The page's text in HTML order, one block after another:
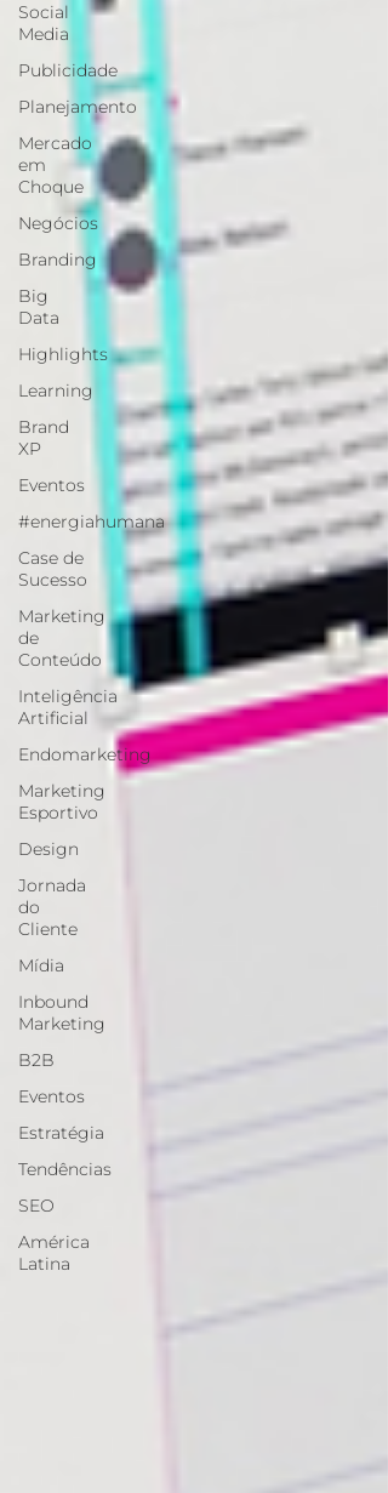
Social
Media
Publicidade
Planejamento
Mercado
em
Choque
Negócios
Branding
Big
Data
Highlights
Learning
Brand
XP
Eventos
#energiahumana
Case de
Sucesso
Marketing
de
Conteúdo
Inteligência
Artificial
Endomarketing
Marketing
Esportivo
Design
Jornada
do
Cliente
Mídia
Inbound
Marketing
B2B
Eventos
Estratégia
Tendências
SEO
América
Latina